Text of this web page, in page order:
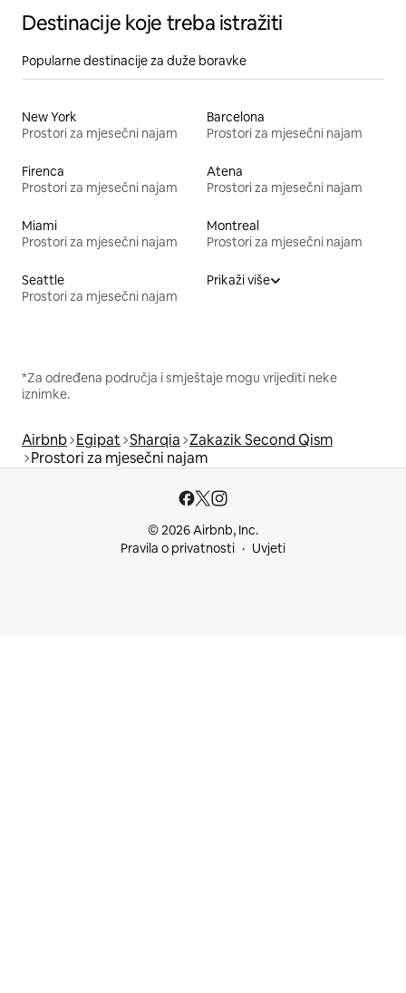
Destinacije koje treba istražiti
Popularne destinacije za duže boravke
New York
Prostori za mjesečni najam
Barcelona
Prostori za mjesečni najam
Firenca
Prostori za mjesečni najam
Atena
Prostori za mjesečni najam
Miami
Prostori za mjesečni najam
Montreal
Prostori za mjesečni najam
Seattle
Prostori za mjesečni najam
Prikaži više
*Za određena područja i smještaje mogu vrijediti neke
iznimke.
Airbnb Egipat Sharqia Zakazik Second Qism
Prostori za mjesečni najam
© 2026 Airbnb, Inc.
Pravila o privatnosti
Uvjeti